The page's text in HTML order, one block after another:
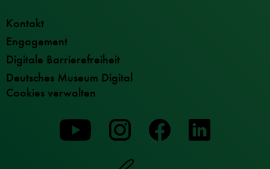
Kontakt
Engagement
Digitale Barrierefreiheit
Deutsches Museum Digital
Cookies verwalten
Zu
unserer
Youtube-
Zu
unserer
Instagram-
Zu
unserer